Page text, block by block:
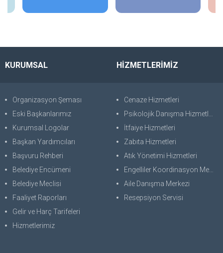
KURUMSAL
Organizasyon Şeması
Eski Başkanlarımız
Kurumsal Logolar
Başkan Yardımcıları
Başvuru Rehberi
Belediye Encümeni
Belediye Meclisi
Faaliyet Raporları
Gelir ve Harç Tarifeleri
Hizmetlerimiz
HİZMETLERİMİZ
Cenaze Hizmetleri
Psikolojik Danışma Hizmetleri
İtfaiye Hizmetleri
Zabıta Hizmetleri
Atık Yönetimi Hizmetleri
Engelliler Koordinasyon Merkezi
Aile Danışma Merkezi
Resepsiyon Servisi